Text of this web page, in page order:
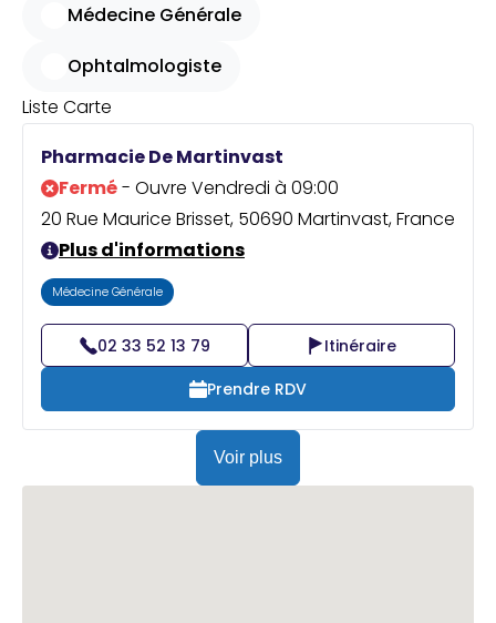
Connexion
Praticien ?
Médecine Générale
Ophtalmologiste
Liste Carte
Pharmacie De Martinvast
Fermé- Ouvre Vendredi à 09:00
20 Rue Maurice Brisset, 50690 Martinvast, France
Plus d'informations
Médecine Générale
02 33 52 13 79
Itinéraire
Prendre RDV
Voir plus